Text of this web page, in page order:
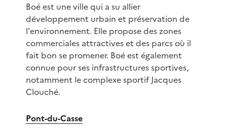
Boé est une ville qui a su allier
développement urbain et préservation de
l'environnement. Elle propose des zones
commerciales attractives et des parcs où il
fait bon se promener. Boé est également
connue pour ses infrastructures sportives,
notamment le complexe sportif Jacques
Clouché.
Pont-du-Casse